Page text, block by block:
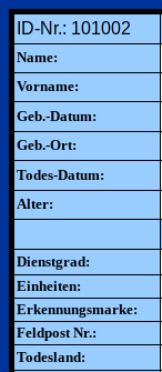
ID-Nr.: 101002
Name:
Vorname:
Geb.-Datum:
Geb.-Ort:
Todes-Datum:
Alter:
Dienstgrad:
Einheiten:
Erkennungsmarke:
Feldpost Nr.:
Todesland: